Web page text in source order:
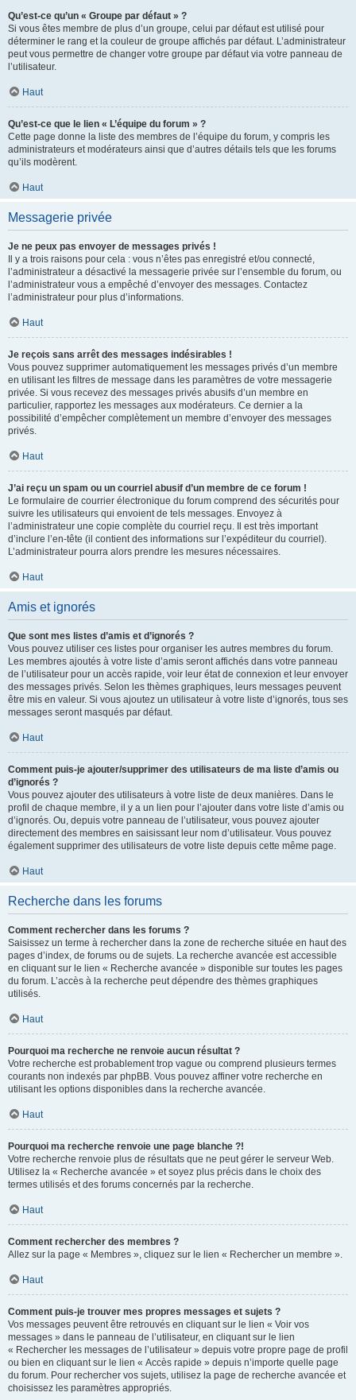
Qu’est-ce qu’un « Groupe par défaut » ?
Si vous êtes membre de plus d’un groupe, celui par défaut est utilisé pour
déterminer le rang et la couleur de groupe affichés par défaut. L’administrateur
peut vous permettre de changer votre groupe par défaut via votre panneau de
l’utilisateur.
Haut
Qu’est-ce que le lien « L’équipe du forum » ?
Cette page donne la liste des membres de l’équipe du forum, y compris les
administrateurs et modérateurs ainsi que d’autres détails tels que les forums
qu’ils modèrent.
Haut
Messagerie privée
Je ne peux pas envoyer de messages privés !
Il y a trois raisons pour cela : vous n’êtes pas enregistré et/ou connecté,
l’administrateur a désactivé la messagerie privée sur l’ensemble du forum, ou
l’administrateur vous a empêché d’envoyer des messages. Contactez
l’administrateur pour plus d’informations.
Haut
Je reçois sans arrêt des messages indésirables !
Vous pouvez supprimer automatiquement les messages privés d’un membre
en utilisant les filtres de message dans les paramètres de votre messagerie
privée. Si vous recevez des messages privés abusifs d’un membre en
particulier, rapportez les messages aux modérateurs. Ce dernier a la
possibilité d’empêcher complètement un membre d’envoyer des messages
privés.
Haut
J’ai reçu un spam ou un courriel abusif d’un membre de ce forum !
Le formulaire de courrier électronique du forum comprend des sécurités pour
suivre les utilisateurs qui envoient de tels messages. Envoyez à
l’administrateur une copie complète du courriel reçu. Il est très important
d’inclure l’en-tête (il contient des informations sur l’expéditeur du courriel).
L’administrateur pourra alors prendre les mesures nécessaires.
Haut
Amis et ignorés
Que sont mes listes d’amis et d’ignorés ?
Vous pouvez utiliser ces listes pour organiser les autres membres du forum.
Les membres ajoutés à votre liste d’amis seront affichés dans votre panneau
de l’utilisateur pour un accès rapide, voir leur état de connexion et leur envoyer
des messages privés. Selon les thèmes graphiques, leurs messages peuvent
être mis en valeur. Si vous ajoutez un utilisateur à votre liste d’ignorés, tous ses
messages seront masqués par défaut.
Haut
Comment puis-je ajouter/supprimer des utilisateurs de ma liste d’amis ou
d’ignorés ?
Vous pouvez ajouter des utilisateurs à votre liste de deux manières. Dans le
profil de chaque membre, il y a un lien pour l’ajouter dans votre liste d’amis ou
d’ignorés. Ou, depuis votre panneau de l’utilisateur, vous pouvez ajouter
directement des membres en saisissant leur nom d’utilisateur. Vous pouvez
également supprimer des utilisateurs de votre liste depuis cette même page.
Haut
Recherche dans les forums
Comment rechercher dans les forums ?
Saisissez un terme à rechercher dans la zone de recherche située en haut des
pages d’index, de forums ou de sujets. La recherche avancée est accessible
en cliquant sur le lien « Recherche avancée » disponible sur toutes les pages
du forum. L’accès à la recherche peut dépendre des thèmes graphiques
utilisés.
Haut
Pourquoi ma recherche ne renvoie aucun résultat ?
Votre recherche est probablement trop vague ou comprend plusieurs termes
courants non indexés par phpBB. Vous pouvez affiner votre recherche en
utilisant les options disponibles dans la recherche avancée.
Haut
Pourquoi ma recherche renvoie une page blanche ?!
Votre recherche renvoie plus de résultats que ne peut gérer le serveur Web.
Utilisez la « Recherche avancée » et soyez plus précis dans le choix des
termes utilisés et des forums concernés par la recherche.
Haut
Comment rechercher des membres ?
Allez sur la page « Membres », cliquez sur le lien « Rechercher un membre ».
Haut
Comment puis-je trouver mes propres messages et sujets ?
Vos messages peuvent être retrouvés en cliquant sur le lien « Voir vos
messages » dans le panneau de l’utilisateur, en cliquant sur le lien
« Rechercher les messages de l’utilisateur » depuis votre propre page de profil
ou bien en cliquant sur le lien « Accès rapide » depuis n’importe quelle page
du forum. Pour rechercher vos sujets, utilisez la page de recherche avancée et
choisissez les paramètres appropriés.